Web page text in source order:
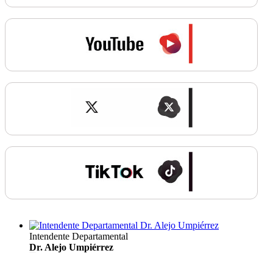
Intendente Departamental
Dr. Alejo Umpiérrez